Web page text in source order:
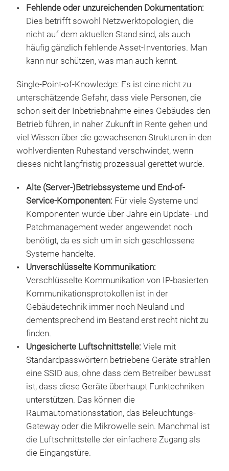
Fehlende oder unzureichenden Dokumentation:
Dies betrifft sowohl Netzwerktopologien, die
nicht auf dem aktuellen Stand sind, als auch
häufig gänzlich fehlende Asset-Inventories. Man
kann nur schützen, was man auch kennt.
Single-Point-of-Knowledge: Es ist eine nicht zu
unterschätzende Gefahr, dass viele Personen, die
schon seit der Inbetriebnahme eines Gebäudes den
Betrieb führen, in naher Zukunft in Rente gehen und
viel Wissen über die gewachsenen Strukturen in den
wohlverdienten Ruhestand verschwindet, wenn
dieses nicht langfristig prozessual gerettet wurde.
Alte (Server-)Betriebssysteme und End-of-
Service-Komponenten: Für viele Systeme und
Komponenten wurde über Jahre ein Update- und
Patchmanagement weder angewendet noch
benötigt, da es sich um in sich geschlossene
Systeme handelte.
Unverschlüsselte Kommunikation:
Verschlüsselte Kommunikation von IP-basierten
Kommunikationsprotokollen ist in der
Gebäudetechnik immer noch Neuland und
dementsprechend im Bestand erst recht nicht zu
finden.
Ungesicherte Luftschnittstelle: Viele mit
Standardpasswörtern betriebene Geräte strahlen
eine SSID aus, ohne dass dem Betreiber bewusst
ist, dass diese Geräte überhaupt Funktechniken
unterstützen. Das können die
Raumautomationsstation, das Beleuchtungs-
Gateway oder die Mikrowelle sein. Manchmal ist
die Luftschnittstelle der einfachere Zugang als
die Eingangstüre.